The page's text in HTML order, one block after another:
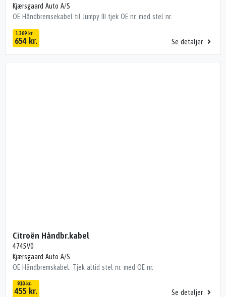
Kjærsgaard Auto A/S
OE Håndbremsekabel til Jumpy III tjek OE nr. med stel nr.
1.309 kr.
654 kr. Se detaljer
Citroën Håndbr.kabel
4745V0
Kjærsgaard Auto A/S
OE Håndbremskabel. Tjek altid stel nr. med OE nr.
910 kr.
455 kr. Se detaljer